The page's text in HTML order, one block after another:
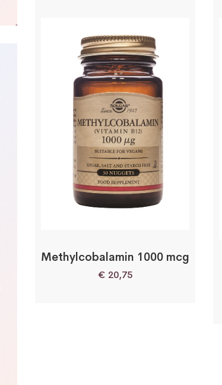
Methylcobalamin 1000 mcg
€ 20,75